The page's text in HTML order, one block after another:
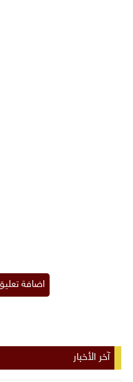
آخر الأخبار